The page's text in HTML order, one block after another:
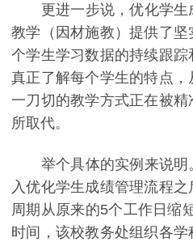
更进一步说，优化学生
教学（因材施教）提供了
个学生学习数据的持续跟
真正了解每个学生的特点，
一刀切的教学方式正在被
所取代。
举个具体的实例来说明
入优化学生成绩管理流程
周期从原来的5个工作日缩
时间，该校教务处组织各